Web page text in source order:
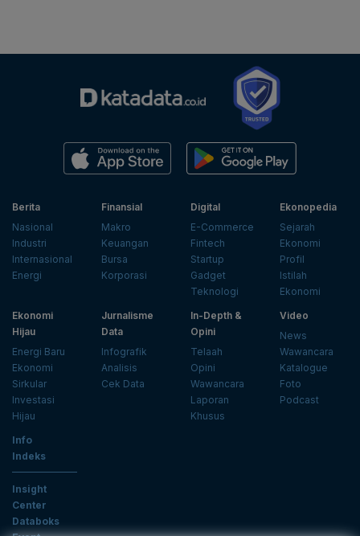
Berita
Nasional
Industri
Internasional
Energi
Finansial
Makro
Keuangan
Bursa
Korporasi
Digital
E-Commerce
Fintech
Startup
Gadget
Teknologi
Ekonopedia
Sejarah
Ekonomi
Profil
Istilah
Ekonomi
Ekonomi
Hijau
Energi Baru
Ekonomi
Sirkular
Investasi
Hijau
Jurnalisme
Data
Infografik
Analisis
Cek Data
In-Depth &
Opini
Telaah
Opini
Wawancara
Laporan
Khusus
Video
News
Wawancara
Katalogue
Foto
Podcast
Info
Indeks
Insight
Center
Databoks